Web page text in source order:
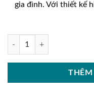
gia đình. Với thiết kế
Giá bát cố định Eurogold-
THÊM